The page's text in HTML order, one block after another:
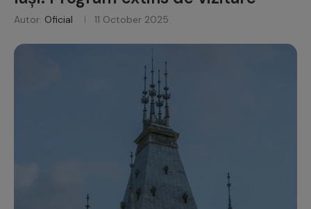
Autor: Oficial 11 October 2025